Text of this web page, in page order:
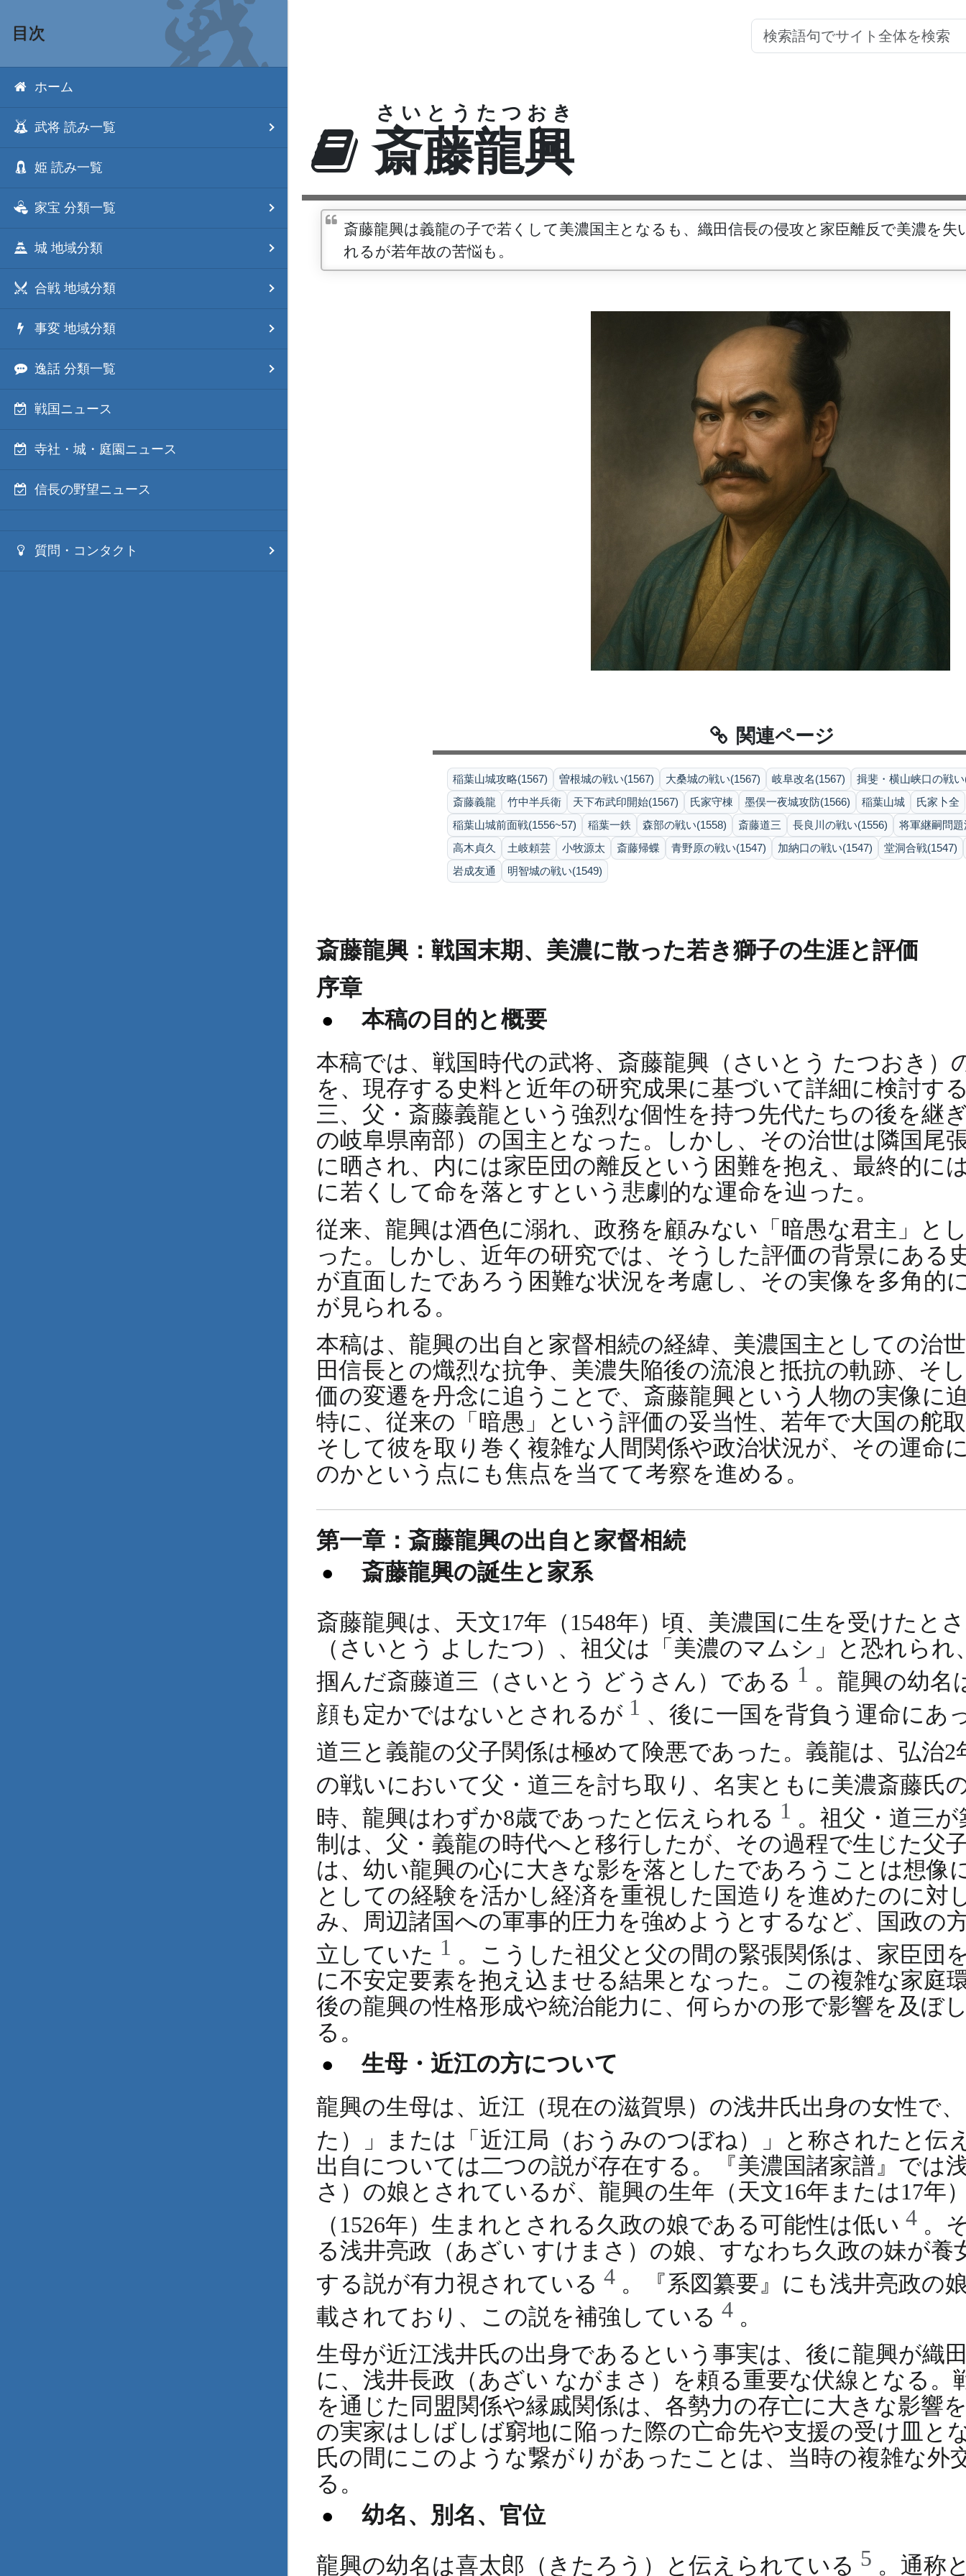
目次
ホーム
武将 読み一覧
姫 読み一覧
家宝 分類一覧
城 地域分類
合戦 地域分類
事変 地域分類
逸話 分類一覧
戦国ニュース
寺社・城・庭園ニュース
信長の野望ニュース
質問・コンタクト
斎藤龍興
さいとうたつおき
斎藤龍興は義龍の子で若くして美濃国主となるも、織田信長の侵攻と家臣離反で美濃を失
れるが若年故の苦悩も。
関連ページ
稲葉山城攻略(1567) 曽根城の戦い(1567) 大桑城の戦い(1567) 岐阜改名(1567)
揖斐・横山峡口の戦
斎藤義龍
竹中半兵衛 天下布武印開始(1567) 氏家守棟 墨俣一夜城攻防(1566) 稲葉山城
氏家卜全
稲葉山城前面戦(1556~57)
稲葉一鉄 森部の戦い(1558) 斎藤道三 長良川の戦い(1556)
将軍継嗣問
高木貞久
土岐頼芸 小牧源太 斎藤帰蝶 青野原の戦い(1547) 加納口の戦い(1547)
堂洞合戦(1547)
岩成友通
明智城の戦い(1549)
斎藤龍興：戦国末期、美濃に散った若き獅子の生涯と評価
序章
本稿の目的と概要
本稿では、戦国時代の武将、斎藤龍興（さいとう たつおき）
を、現存する史料と近年の研究成果に基づいて詳細に検討す
三、父・斎藤義龍という強烈な個性を持つ先代たちの後を継
の岐阜県南部）の国主となった。しかし、その治世は隣国尾
に晒され、内には家臣団の離反という困難を抱え、最終的に
に若くして命を落とすという悲劇的な運命を辿った。
従来、龍興は酒色に溺れ、政務を顧みない「暗愚な君主」と
った。しかし、近年の研究では、そうした評価の背景にある
が直面したであろう困難な状況を考慮し、その実像を多角的
が見られる。
本稿は、龍興の出自と家督相続の経緯、美濃国主としての治
田信長との熾烈な抗争、美濃失陥後の流浪と抵抗の軌跡、そ
価の変遷を丹念に追うことで、斎藤龍興という人物の実像に
特に、従来の「暗愚」という評価の妥当性、若年で大国の舵
そして彼を取り巻く複雑な人間関係や政治状況が、その運命
のかという点にも焦点を当てて考察を進める。
第一章：斎藤龍興の出自と家督相続
斎藤龍興の誕生と家系
斎藤龍興は、天文17年（1548年）頃、美濃国に生を受けたと
（さいとう よしたつ）、祖父は「美濃のマムシ」と恐れら
掴んだ斎藤道三（さいとう どうさん）である 1 。龍興の幼名
顔も定かではないとされるが 1 、後に一国を背負う運命にあ
道三と義龍の父子関係は極めて険悪であった。義龍は、弘治2
の戦いにおいて父・道三を討ち取り、名実ともに美濃斎藤氏
時、龍興はわずか8歳であったと伝えられる 1 。祖父・道三
制は、父・義龍の時代へと移行したが、その過程で生じた父
は、幼い龍興の心に大きな影を落としたであろうことは想像
としての経験を活かし経済を重視した国造りを進めたのに対
み、周辺諸国への軍事的圧力を強めようとするなど、国政の
立していた 1 。こうした祖父と父の間の緊張関係は、家臣団
に不安定要素を抱え込ませる結果となった。この複雑な家庭
後の龍興の性格形成や統治能力に、何らかの形で影響を及ぼ
る。
生母・近江の方について
龍興の生母は、近江（現在の滋賀県）の浅井氏出身の女性で
た）」または「近江局（おうみのつぼね）」と称されたと伝
出自については二つの説が存在する。『美濃国諸家譜』では
さ）の娘とされているが、龍興の生年（天文16年または17年
（1526年）生まれとされる久政の娘である可能性は低い 4 。
る浅井亮政（あざい すけまさ）の娘、すなわち久政の妹が養
する説が有力視されている 4 。『系図纂要』にも浅井亮政の
載されており、この説を補強している 4 。
生母が近江浅井氏の出身であるという事実は、後に龍興が織
に、浅井長政（あざい ながまさ）を頼る重要な伏線となる。
を通じた同盟関係や縁戚関係は、各勢力の存亡に大きな影響
の実家はしばしば窮地に陥った際の亡命先や支援の受け皿と
氏の間にこのような繋がりがあったことは、当時の複雑な外
る。
幼名、別名、官位
龍興の幼名は喜太郎（きたろう）と伝えられている 5 。通称